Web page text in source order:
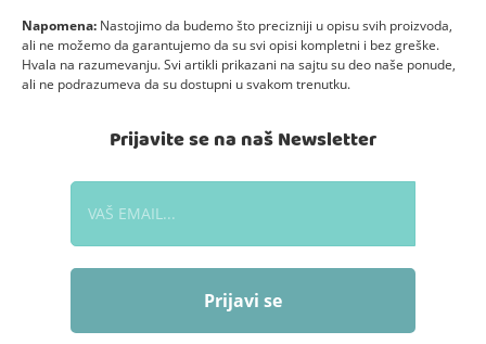
Napomena: Nastojimo da budemo što precizniji u opisu svih proizvoda,
ali ne možemo da garantujemo da su svi opisi kompletni i bez greške.
Hvala na razumevanju. Svi artikli prikazani na sajtu su deo naše ponude,
ali ne podrazumeva da su dostupni u svakom trenutku.
Prijavite se na naš Newsletter
Prijavi se